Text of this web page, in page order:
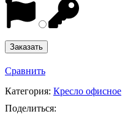
Сравнить
Категория: Кресло офисное
Поделиться: